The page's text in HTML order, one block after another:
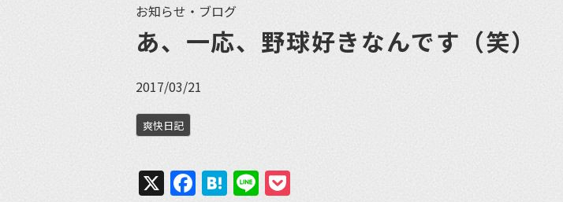
お知らせ・ブログ
あ、一応、野球好きなんです（笑）
2017/03/21
爽快日記
X Facebook
Hatena
Line